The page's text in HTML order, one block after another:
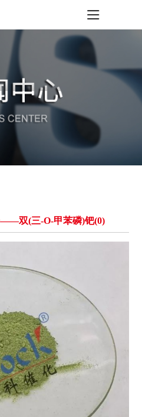
双(三-O-甲苯磷)钯(0)